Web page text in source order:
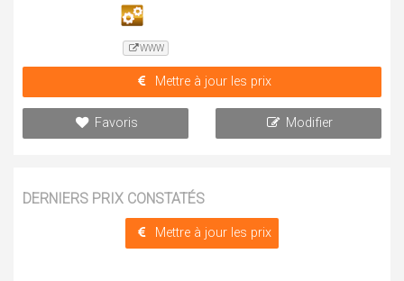
WWW
Mettre à jour les prix
Favoris Modifier
DERNIERS PRIX CONSTATÉS
Mettre à jour les prix